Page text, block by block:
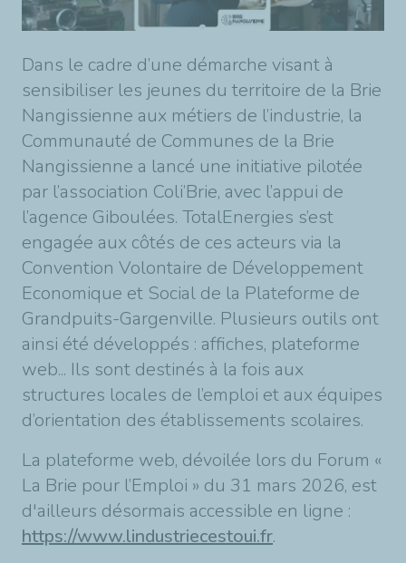
Dans le cadre d’une démarche visant à
sensibiliser les jeunes du territoire de la Brie
Nangissienne aux métiers de l’industrie, la
Communauté de Communes de la Brie
Nangissienne a lancé une initiative pilotée
par l’association Coli’Brie, avec l’appui de
l’agence Giboulées. TotalEnergies s’est
engagée aux côtés de ces acteurs via la
Convention Volontaire de Développement
Economique et Social de la Plateforme de
Grandpuits-Gargenville. Plusieurs outils ont
ainsi été développés : affiches, plateforme
web... Ils sont destinés à la fois aux
structures locales de l’emploi et aux équipes
d’orientation des établissements scolaires.
La plateforme web, dévoilée lors du Forum «
La Brie pour l’Emploi » du 31 mars 2026, est
d'ailleurs désormais accessible en ligne :
https://www.lindustriecestoui.fr.